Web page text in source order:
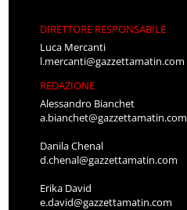
DIRETTORE RESPONSABILE
Luca Mercanti
l.mercanti@gazzettamatin.com
REDAZIONE
Alessandro Bianchet
a.bianchet@gazzettamatin.com
Danila Chenal
d.chenal@gazzettamatin.com
Erika David
e.david@gazzettamatin.com